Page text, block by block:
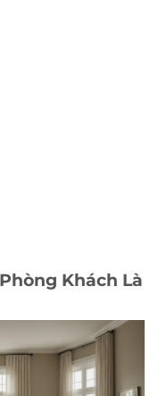
Khách Là